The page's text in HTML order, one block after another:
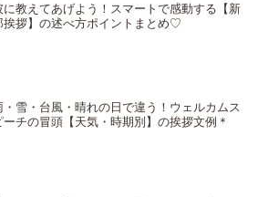
に教えてあげよう！スマートで感動する【新
挨拶】の述べ方ポイントまとめ♡
・雪・台風・晴れの日で違う！ウェルカムス
ーチの冒頭【天気・時期別】の挨拶文例＊